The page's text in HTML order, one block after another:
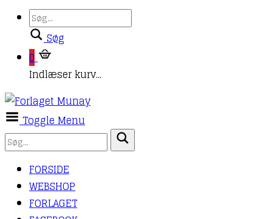
Søg
0
Indlæser kurv...
Toggle Menu
FORSIDE
WEBSHOP
FORLAGET